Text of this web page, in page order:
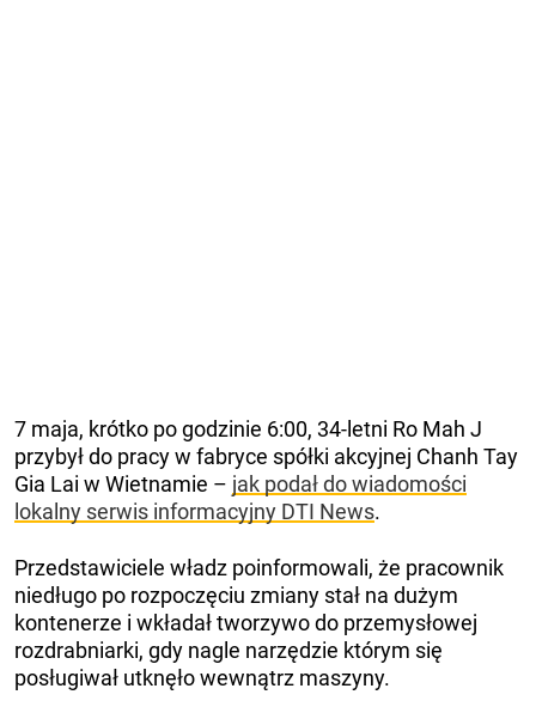
7 maja, krótko po godzinie 6:00, 34-letni Ro Mah J
przybył do pracy w fabryce spółki akcyjnej Chanh Tay
Gia Lai w Wietnamie – jak podał do wiadomości
lokalny serwis informacyjny DTI News.
Przedstawiciele władz poinformowali, że pracownik
niedługo po rozpoczęciu zmiany stał na dużym
kontenerze i wkładał tworzywo do przemysłowej
rozdrabniarki, gdy nagle narzędzie którym się
posługiwał utknęło wewnątrz maszyny.